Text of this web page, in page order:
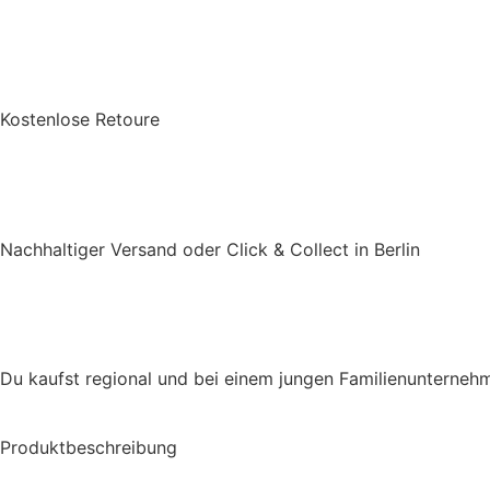
Kostenlose Retoure
Nachhaltiger Versand oder Click & Collect in Berlin
Du kaufst regional und bei einem jungen
Produktbeschreibung